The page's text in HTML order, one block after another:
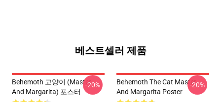
베스트셀러 제품
Behemoth 고양이 (Master
And Margarita) 포스터
-20%
Behemoth The Cat Master
And Margarita Poster
-20%